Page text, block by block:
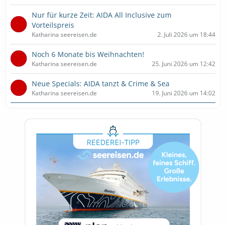
Nur für kurze Zeit: AIDA All Inclusive zum
Vorteilspreis
Katharina seereisen.de 2. Juli 2026 um 18:44
Noch 6 Monate bis Weihnachten!
Katharina seereisen.de 25. Juni 2026 um 12:42
Neue Specials: AIDA tanzt & Crime & Sea
Katharina seereisen.de 19. Juni 2026 um 14:02